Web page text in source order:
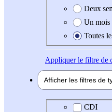
Deux
Un mois
Toutes
Appliquerle filtre de
Afficher les filtres de
Type de contrat
CDI